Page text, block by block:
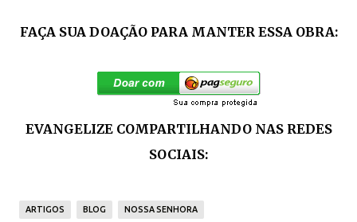
FAÇA SUA DOAÇÃO PARA MANTER ESSA OBRA:
EVANGELIZE COMPARTILHANDO NAS REDES
SOCIAIS:
ARTIGOS BLOG NOSSA SENHORA